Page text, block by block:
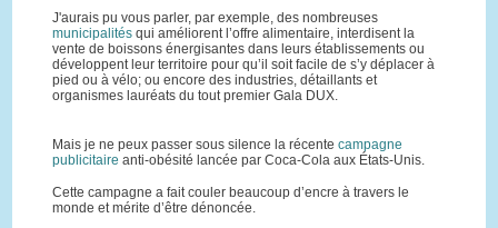
J'aurais pu vous parler, par exemple, des nombreuses
municipalitésqui améliorent l’offre alimentaire, interdisent la
vente de boissons énergisantes dans leurs établissements ou
développent leur territoire pour qu’il soit facile de s’y déplacer à
pied ou à vélo; ou encore des industries, détaillants et
organismes lauréats du tout premier Gala DUX.
Mais je ne peux passer sous silence la récente campagne
publicitaire anti-obésité lancée par Coca-Cola aux États-Unis.
Cette campagne a fait couler beaucoup d’encre à travers le
monde et mérite d’être dénoncée.